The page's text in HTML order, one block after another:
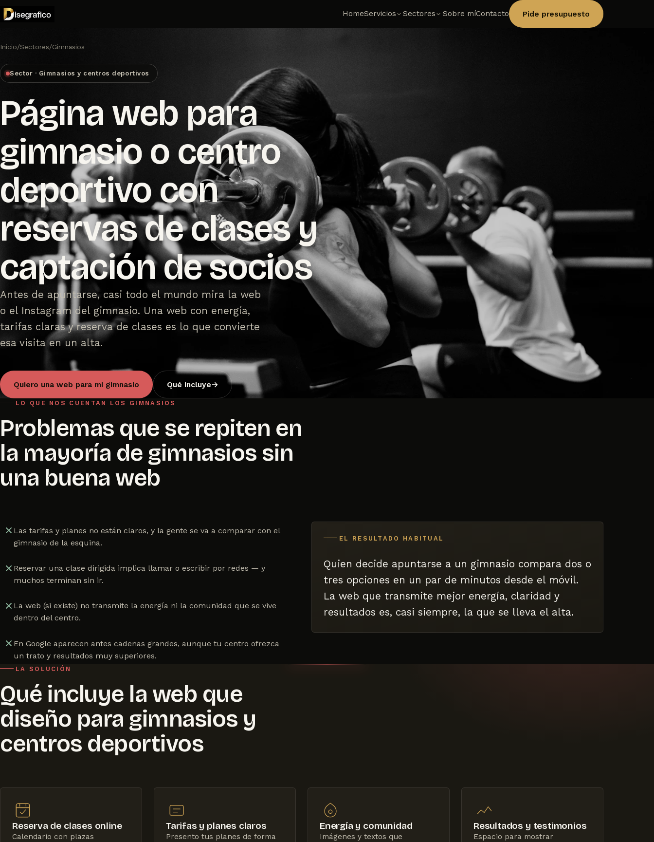
HomeServicios Sectores Sobre míContacto Pide presupuesto
Inicio/Sectores/Gimnasios
Sector · Gimnasios y centros deportivos
Página web para
gimnasio o centro
deportivo con
reservas de clases y
captación de socios
Antes de apuntarse, casi todo el mundo mira la web
o el Instagram del gimnasio. Una web con energía,
tarifas claras y reserva de clases es lo que convierte
esa visita en un alta.
Quiero una web para mi gimnasio Qué incluye→
LO QUE NOS CUENTAN LOS GIMNASIOS
Problemas que se repiten en
la mayoría de gimnasios sin
una buena web
Las tarifas y planes no están claros, y la gente se va a comparar con el
gimnasio de la esquina.
Reservar una clase dirigida implica llamar o escribir por redes — y
muchos terminan sin ir.
La web (si existe) no transmite la energía ni la comunidad que se vive
dentro del centro.
En Google aparecen antes cadenas grandes, aunque tu centro ofrezca
un trato y resultados muy superiores.
EL RESULTADO HABITUAL
Quien decide apuntarse a un gimnasio compara dos o
tres opciones en un par de minutos desde el móvil.
La web que transmite mejor energía, claridad y
resultados es, casi siempre, la que se lleva el alta.
LA SOLUCIÓN
Qué incluye la web que
diseño para gimnasios y
centros deportivos
Reserva de clases online
Calendario con plazas
Tarifas y planes claros
Presento tus planes de forma
Energía y comunidad
Imágenes y textos que
Resultados y testimonios
Espacio para mostrar